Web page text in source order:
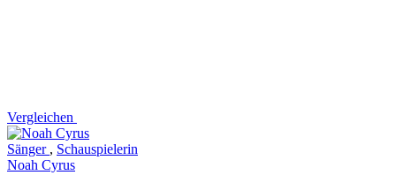
Vergleichen
Sänger , Schauspielerin
Noah Cyrus